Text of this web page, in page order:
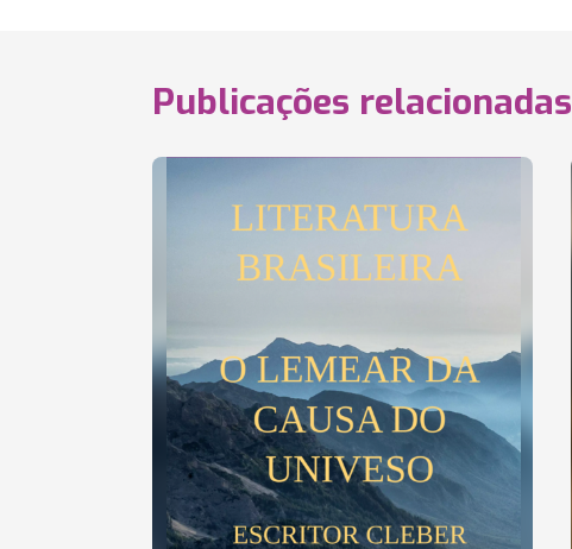
Publicações relacionadas